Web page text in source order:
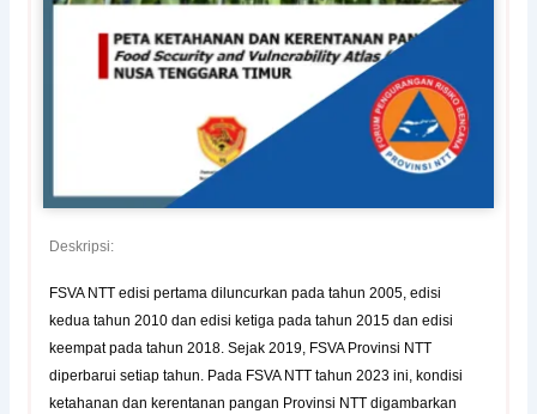
Deskripsi:
FSVA NTT edisi pertama diluncurkan pada tahun 2005, edisi
kedua tahun 2010 dan edisi ketiga pada tahun 2015 dan edisi
keempat pada tahun 2018. Sejak 2019, FSVA Provinsi NTT
diperbarui setiap tahun. Pada FSVA NTT tahun 2023 ini, kondisi
ketahanan dan kerentanan pangan Provinsi NTT digambarkan